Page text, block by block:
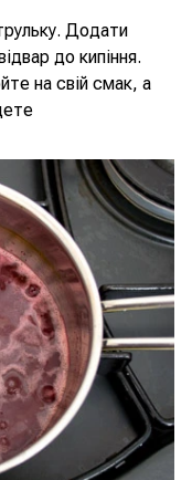
Додати
до кипіння.
на свій смак, а